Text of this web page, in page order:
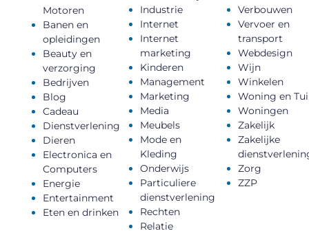
Motoren
Banen en
opleidingen
Beauty en
verzorging
Bedrijven
Blog
Cadeau
Dienstverlening
Dieren
Electronica en
Computers
Energie
Entertainment
Eten en drinken
Industrie
Internet
Internet
marketing
Kinderen
Management
Marketing
Media
Meubels
Mode en
Kleding
Onderwijs
Particuliere
dienstverlening
Rechten
Relatie
Verbouwen
Vervoer en
transport
Webdesign
Wijn
Winkelen
Woning en
Woningen
Zakelijk
Zakelijke
Zorg
ZZP